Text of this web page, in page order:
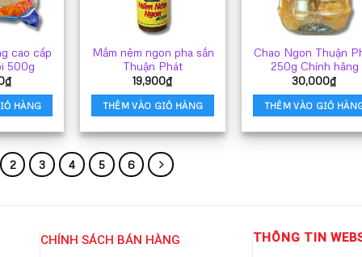
cao cấp
500g
₫
HÀNG
Mắm nêm ngon pha sắn
Thuận Phát
19,900₫
THÊM VÀO GIỎ HÀNG
Chao Ngon Thuận
250g Chính hãng
30,000₫
THÊM VÀO GIỎ
2 3 4 5 6
CHÍNH SÁCH BÁN HÀNG
THÔNG TIN